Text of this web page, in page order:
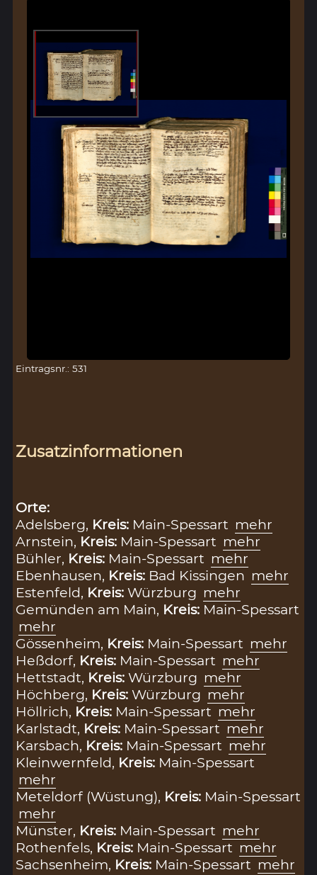
Eintragsnr.: 531
Zusatzinformationen
Orte:
Adelsberg, Kreis: Main-Spessart mehr
Arnstein, Kreis: Main-Spessart mehr
Bühler, Kreis: Main-Spessart mehr
Ebenhausen, Kreis: Bad Kissingen mehr
Estenfeld, Kreis:Würzburg mehr
Gemünden am Main, Kreis: Main-Spessart
mehr
Gössenheim, Kreis: Main-Spessart mehr
Heßdorf, Kreis: Main-Spessart mehr
Hettstadt, Kreis:Würzburg mehr
Höchberg, Kreis:Würzburg mehr
Höllrich, Kreis: Main-Spessart mehr
Karlstadt, Kreis: Main-Spessart mehr
Karsbach, Kreis: Main-Spessart mehr
Kleinwernfeld, Kreis: Main-Spessart
mehr
Meteldorf (Wüstung), Kreis: Main-Spessart
mehr
Münster, Kreis: Main-Spessart mehr
Rothenfels, Kreis: Main-Spessart mehr
Sachsenheim, Kreis: Main-Spessart mehr